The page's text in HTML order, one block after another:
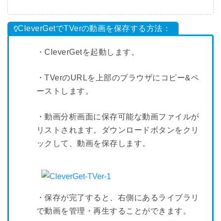
CleverGetでTVerの動画を保存する方法：
・CleverGetを起動します。
・TVerのURLを上部のブラウザにコピー&ペ
ーストします。
・動画分析画面に保存可能な動画ファイルが
リストされます。ダウンロードボタンをクリ
ックして、動画を保存します。
・保存が完了すると、右側にあるライブラリ
で動画を管理・再生することができます。